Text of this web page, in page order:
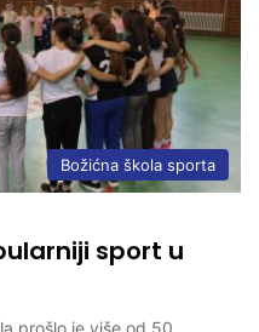
Božićna škola sporta
sport u